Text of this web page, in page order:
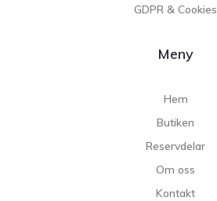
GDPR & Cookies
Meny
Hem
Butiken
Reservdelar
Om oss
Kontakt